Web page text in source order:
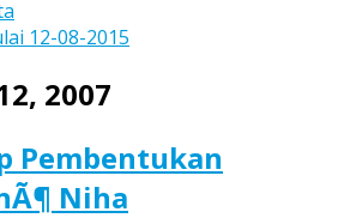
12-08-2015
2007
Pembentukan
Niha